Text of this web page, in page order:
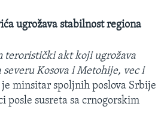
ugrožava stabilnost regiona
teroristički akt koji ugrožava
severu Kosova i Metohije, vec i
je minsitar spoljnih poslova Srbije
posle susreta sa crnogorskim